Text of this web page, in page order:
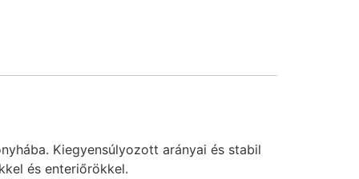
Kiegyensúlyozott arányai és stabil
és enteriőrökkel.